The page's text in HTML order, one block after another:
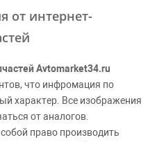
от интернет-
Avtomarket34.ru
что инфромация по
характер. Все изображения
от аналогов.
право производить